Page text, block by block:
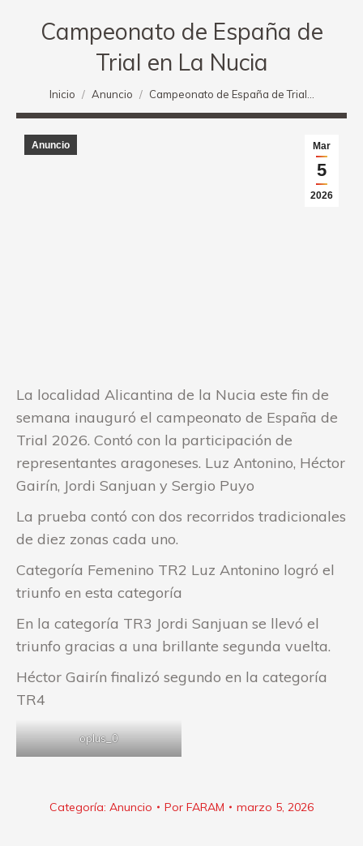
Campeonato de España de
Trial en La Nucia
Estás aquí:
Inicio Anuncio Campeonato de España de Trial…
Mar
5
2026
Anuncio
La localidad Alicantina de la Nucia este fin de
semana inauguró el campeonato de España de
Trial 2026. Contó con la participación de
representantes aragoneses. Luz Antonino, Héctor
Gairín, Jordi Sanjuan y Sergio Puyo
La prueba contó con dos recorridos tradicionales
de diez zonas cada uno.
Categoría Femenino TR2 Luz Antonino logró el
triunfo en esta categoría
En la categoría TR3 Jordi Sanjuan se llevó el
triunfo gracias a una brillante segunda vuelta.
Héctor Gairín finalizó segundo en la categoría
TR4
oplus_0
Categoría: Anuncio Por FARAM marzo 5, 2026